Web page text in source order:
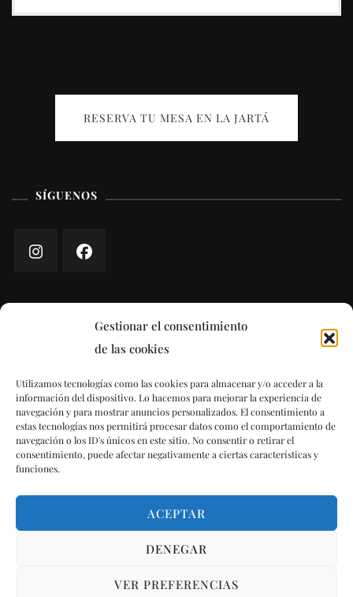
Gestionar el consentimiento
de las cookies
Utilizamos tecnologías como las cookies para almacenar y/o acceder a la
información del dispositivo. Lo hacemos para mejorar la experiencia de
navegación y para mostrar anuncios personalizados. El consentimiento a
estas tecnologías nos permitirá procesar datos como el comportamiento de
navegación o los ID's únicos en este sitio. No consentir o retirar el
consentimiento, puede afectar negativamente a ciertas características y
funciones.
ACEPTAR
DENEGAR
VER PREFERENCIAS
RESERVA TU MESA EN LA JARTÁ
SÍGUENOS
POLÍTICAS
Términos y condiciones
Política de cookies (UE)
© Copyright 2023 La Jartá
.Funciona conWordPress.